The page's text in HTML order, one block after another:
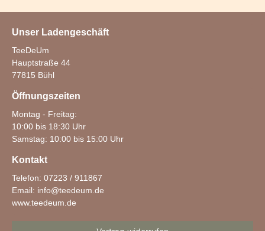
Unser Ladengeschäft
TeeDeUm
Hauptstraße 44
77815 Bühl
Öffnungszeiten
Montag - Freitag:
10:00 bis 18:30 Uhr
Samstag: 10:00 bis 15:00 Uhr
Kontakt
Telefon: 07223 / 911867
Email: info@teedeum.de
www.teedeum.de